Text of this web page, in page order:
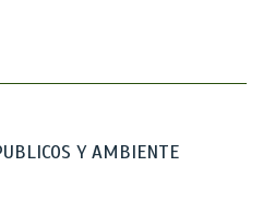
Y AMBIENTE